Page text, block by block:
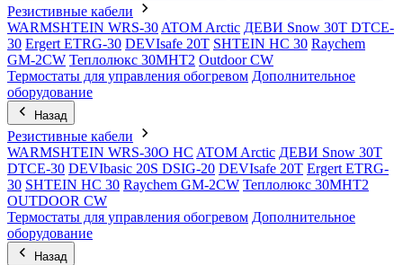
Резистивные кабели
WARMSHTEIN WRS-30 ATOM Arctic ДЕВИ Snow 30T DTCE-
30 Ergert ETRG-30 DEVIsafe 20T SHTEIN HC 30 Raychem
GM-2CW Теплолюкс 30МНТ2 Outdoor CW
Термостаты для управления обогревом Дополнительное
оборудование
Назад
Резистивные кабели
WARMSHTEIN WRS-30O HC ATOM Arctic ДЕВИ Snow 30T
DTCE-30 DEVIbasic 20S DSIG-20 DEVIsafe 20T Ergert ETRG-
30 SHTEIN HC 30 Raychem GM-2CW Теплолюкс 30МНТ2
OUTDOOR CW
Термостаты для управления обогревом Дополнительное
оборудование
Назад